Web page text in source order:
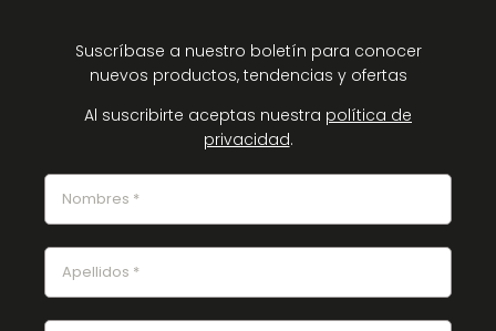
Suscríbase a nuestro boletín para conocer
nuevos productos, tendencias y ofertas
Al suscribirte aceptas nuestra política de
privacidad.